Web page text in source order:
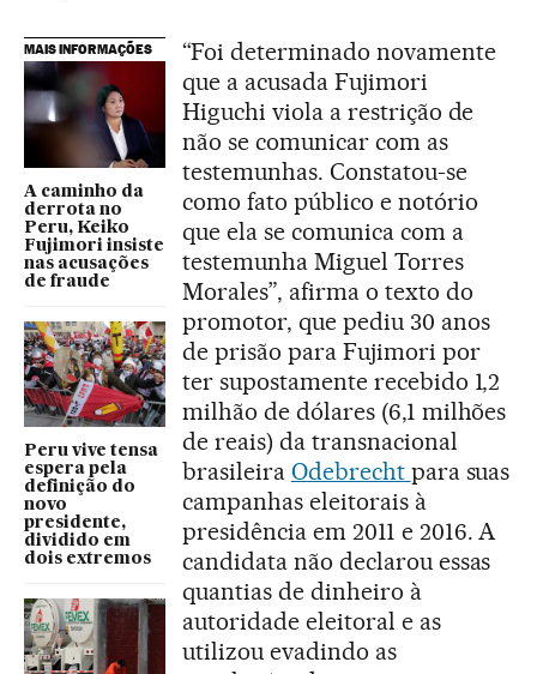
MAIS INFORMAÇÕES
A caminho da
derrota no
Peru, Keiko
Fujimori insiste
nas acusações
de fraude
Peru vive tensa
espera pela
definição do
novo
presidente,
dividido em
dois extremos
“Foi determinado novamente
que a acusada Fujimori
Higuchi viola a restrição de
não se comunicar com as
testemunhas. Constatou-se
como fato público e notório
que ela se comunica com a
testemunha Miguel Torres
Morales”, afirma o texto do
promotor, que pediu 30 anos
de prisão para Fujimori por
ter supostamente recebido 1,2
milhão de dólares (6,1 milhões
de reais) da transnacional
brasileira Odebrecht para suas
campanhas eleitorais à
presidência em 2011 e 2016. A
candidata não declarou essas
quantias de dinheiro à
autoridade eleitoral e as
utilizou evadindo as